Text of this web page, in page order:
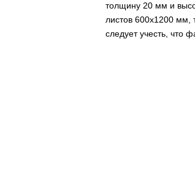
толщину 20 мм и
листов 600х1200 мм,
следует учесть, что